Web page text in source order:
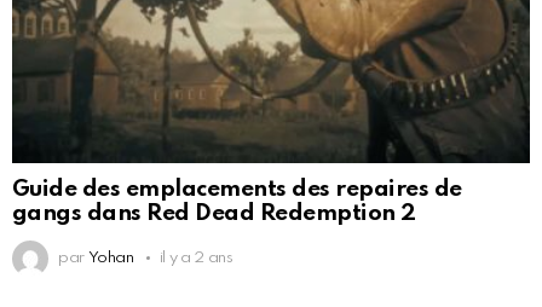
Guide des emplacements des repaires de
gangs dans Red Dead Redemption 2
par Yohan il y a 2 ans